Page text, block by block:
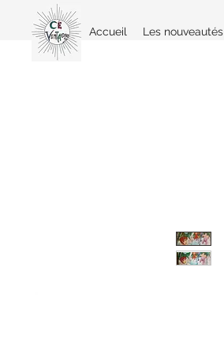
Accueil Les nouveautés